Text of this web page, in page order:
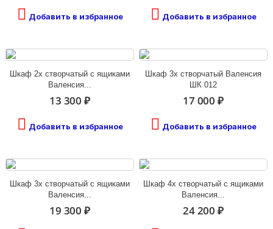
Добавить в избранное Добавить в избранное
Шкаф 2х створчатый с ящиками
Валенсия...
13 300 ₽
Добавить в избранное
Шкаф 3х створчатый Валенсия
ШК 012
17 000 ₽
Добавить в избранное
Шкаф 3х створчатый с ящиками
Валенсия...
19 300 ₽
Шкаф 4х створчатый с ящиками
Валенсия...
24 200 ₽